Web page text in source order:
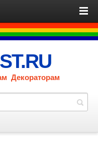
Декораторам